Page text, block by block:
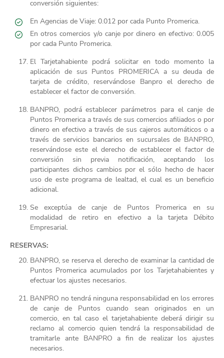
conversión siguientes:
En Agencias de Viaje: 0.012 por cada Punto Promerica.
En otros comercios y/o canje por dinero en efectivo: 0.005
por cada Punto Promerica.
El Tarjetahabiente podrá solicitar en todo momento la
aplicación de sus Puntos PROMERICA a su deuda de
tarjeta de crédito, reservándose Banpro el derecho de
establecer el factor de conversión.
BANPRO, podrá establecer parámetros para el canje de
Puntos Promerica a través de sus comercios afiliados o por
dinero en efectivo a través de sus cajeros automáticos o a
través de servicios bancarios en sucursales de BANPRO,
reservándose este el derecho de establecer el factor de
conversión sin previa notificación, aceptando los
participantes dichos cambios por el sólo hecho de hacer
uso de este programa de lealtad, el cual es un beneficio
adicional.
Se exceptúa de canje de Puntos Promerica en su
modalidad de retiro en efectivo a la tarjeta Débito
Empresarial.
RESERVAS:
BANPRO, se reserva el derecho de examinar la cantidad de
Puntos Promerica acumulados por los Tarjetahabientes y
efectuar los ajustes necesarios.
BANPRO no tendrá ninguna responsabilidad en los errores
de canje de Puntos cuando sean originados en un
comercio, en tal caso el tarjetahabiente deberá dirigir su
reclamo al comercio quien tendrá la responsabilidad de
tramitarle ante BANPRO a fin de realizar los ajustes
necesarios.